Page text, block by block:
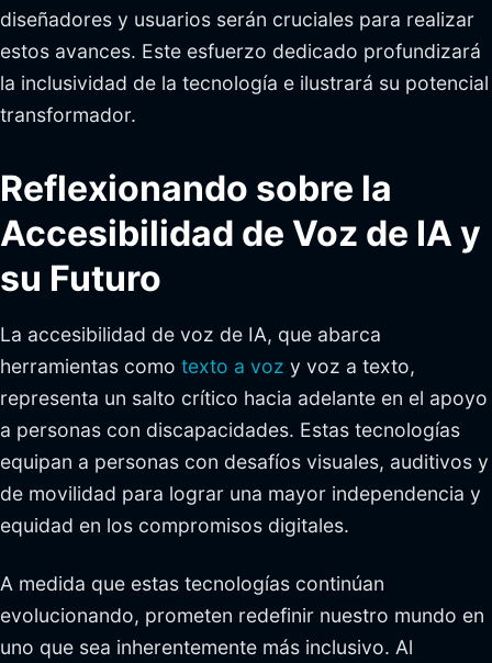
diseñadores y usuarios serán cruciales para realizar
estos avances. Este esfuerzo dedicado profundizará
la inclusividad de la tecnología e ilustrará su potencial
transformador.
Reflexionando sobre la
Accesibilidad de Voz de IA y
su Futuro
La accesibilidad de voz de IA, que abarca
herramientas como texto a voz y voz a texto,
representa un salto crítico hacia adelante en el apoyo
a personas con discapacidades. Estas tecnologías
equipan a personas con desafíos visuales, auditivos y
de movilidad para lograr una mayor independencia y
equidad en los compromisos digitales.
A medida que estas tecnologías continúan
evolucionando, prometen redefinir nuestro mundo en
uno que sea inherentemente más inclusivo. Al